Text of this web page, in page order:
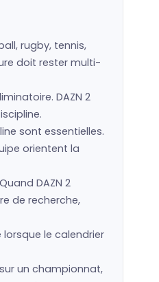
rugby, tennis,
doit rester multi-
DAZN 2
sont essentielles.
orientent la
DAZN 2
de recherche,
le calendrier
un championnat,